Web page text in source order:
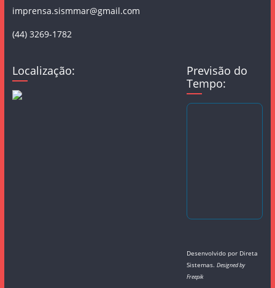
imprensa.sismmar@gmail.com
(44) 3269-1782
Localização:
Previsão do
Tempo:
Desenvolvido por Direta
Sistemas.Designed by
Freepik